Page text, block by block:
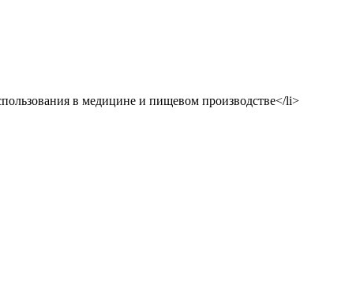
в медицине и пищевом производстве</li>